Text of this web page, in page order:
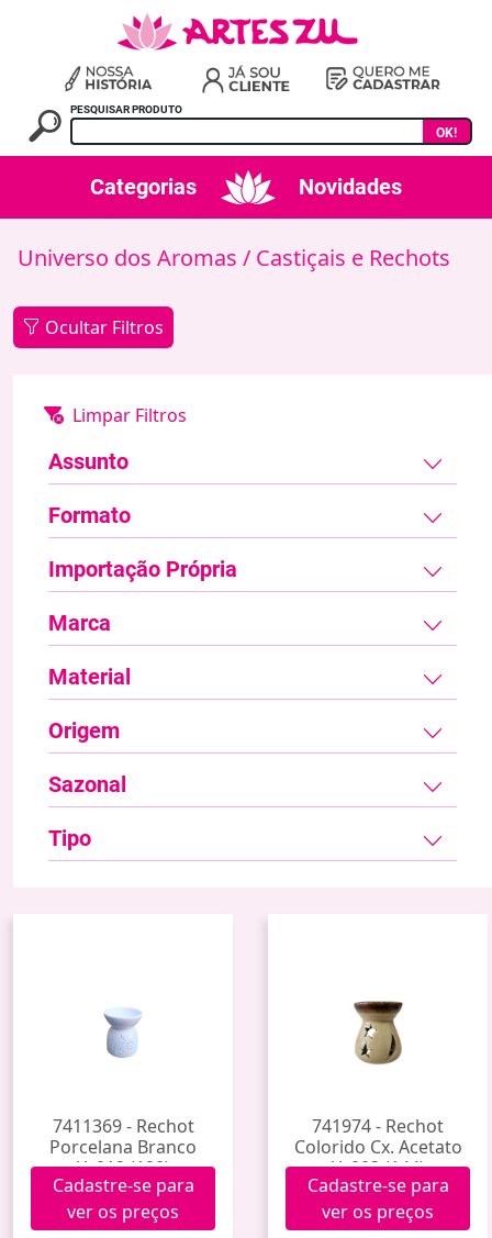
PESQUISAR PRODUTO
OK!
Categorias Novidades
Universo dos Aromas / Castiçais e Rechots
Ocultar Filtros
Assunto
Formato
Importação Própria
Marca
Material
Origem
Sazonal
Tipo
7411369 - Rechot
Porcelana Branco
Yy012 (120)
Cadastre-se para
ver os preços
741974 - Rechot
Colorido Cx. Acetato
Yy003 (144)
Cadastre-se para
ver os preços